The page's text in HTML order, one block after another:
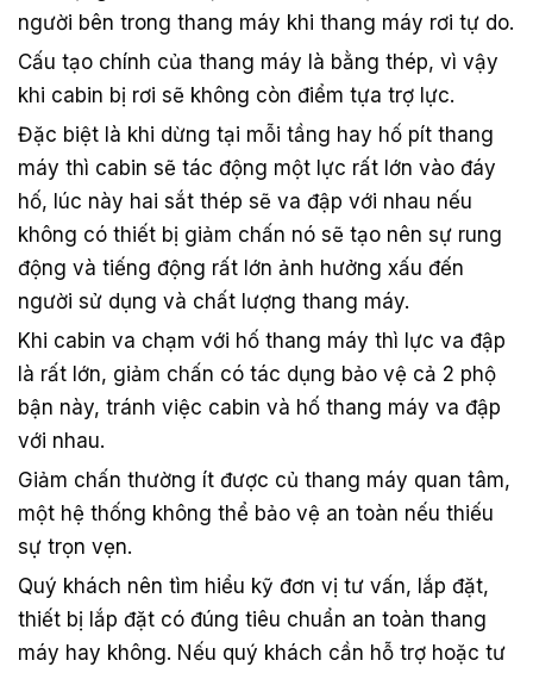
người bên trong thang máy khi thang máy rơi tự do.
Cấu tạo chính của thang máy là bằng thép, vì vậy
khi cabin bị rơi sẽ không còn điểm tựa trợ lực.
Đặc biệt là khi dừng tại mỗi tầng hay hố pít thang
máy thì cabin sẽ tác động một lực rất lớn vào đáy
hố, lúc này hai sắt thép sẽ va đập với nhau nếu
không có thiết bị giảm chấn nó sẽ tạo nên sự rung
động và tiếng động rất lớn ảnh hưởng xấu đến
người sử dụng và chất lượng thang máy.
Khi cabin va chạm với hố thang máy thì lực va đập
là rất lớn, giảm chấn có tác dụng bảo vệ cả 2 phộ
bận này, tránh việc cabin và hố thang máy va đập
với nhau.
Giảm chấn thường ít được củ thang máy quan tâm,
một hệ thống không thể bảo vệ an toàn nếu thiếu
sự trọn vẹn.
Quý khách nên tìm hiểu kỹ đơn vị tư vấn, lắp đặt,
thiết bị lắp đặt có đúng tiêu chuẩn an toàn thang
máy hay không. Nếu quý khách cần hỗ trợ hoặc tư